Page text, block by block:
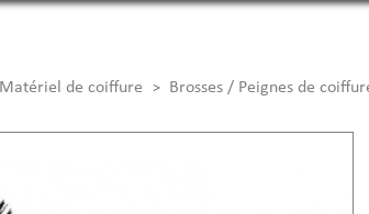
Matériel de coiffure > Brosses / Peignes de